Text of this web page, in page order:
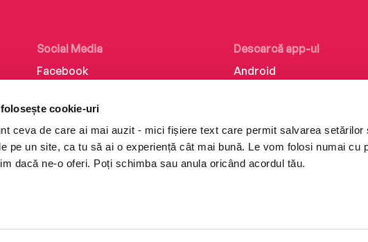
cookie-uri
ceva de care ai mai auzit - mici fișiere text care permit salvarea setărilor
pe un site, ca tu să ai o experiență cât mai bună. Le vom folosi numai cu
dacă ne-o oferi. Poți schimba sau anula oricând acordul tău.
Social Media
Facebook
Instagram
Descarcă app-ul
Android